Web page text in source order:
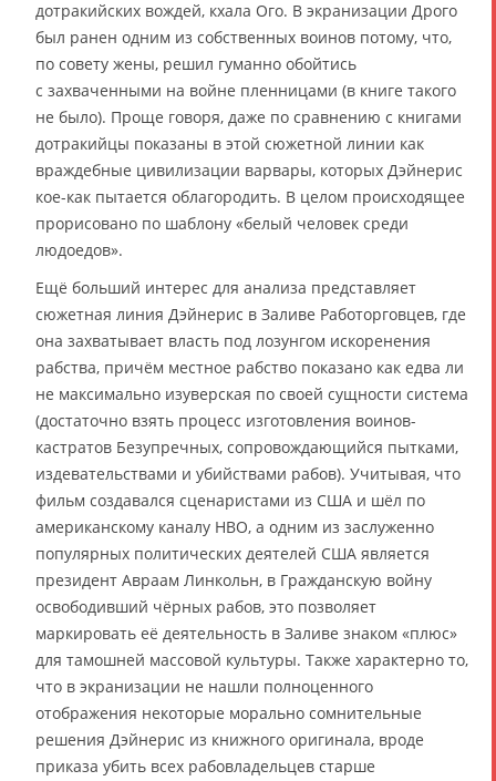
дотракийских вождей, кхала Ого. В экранизации Дрого
был ранен одним из собственных воинов потому, что,
по совету жены, решил гуманно обойтись
с захваченными на войне пленницами (в книге такого
не было). Проще говоря, даже по сравнению с книгами
дотракийцы показаны в этой сюжетной линии как
враждебные цивилизации варвары, которых Дэйнерис
кое-как пытается облагородить. В целом происходящее
прорисовано по шаблону «белый человек среди
людоедов».
Ещё больший интерес для анализа представляет
сюжетная линия Дэйнерис в Заливе Работорговцев, где
она захватывает власть под лозунгом искоренения
рабства, причём местное рабство показано как едва ли
не максимально изуверская по своей сущности система
(достаточно взять процесс изготовления воинов-
кастратов Безупречных, сопровождающийся пытками,
издевательствами и убийствами рабов). Учитывая, что
фильм создавался сценаристами из США и шёл по
американскому каналу HBO, а одним из заслуженно
популярных политических деятелей США является
президент Авраам Линкольн, в Гражданскую войну
освободивший чёрных рабов, это позволяет
маркировать её деятельность в Заливе знаком «плюс»
для тамошней массовой культуры. Также характерно то,
что в экранизации не нашли полноценного
отображения некоторые морально сомнительные
решения Дэйнерис из книжного оригинала, вроде
приказа убить всех рабовладельцев старше